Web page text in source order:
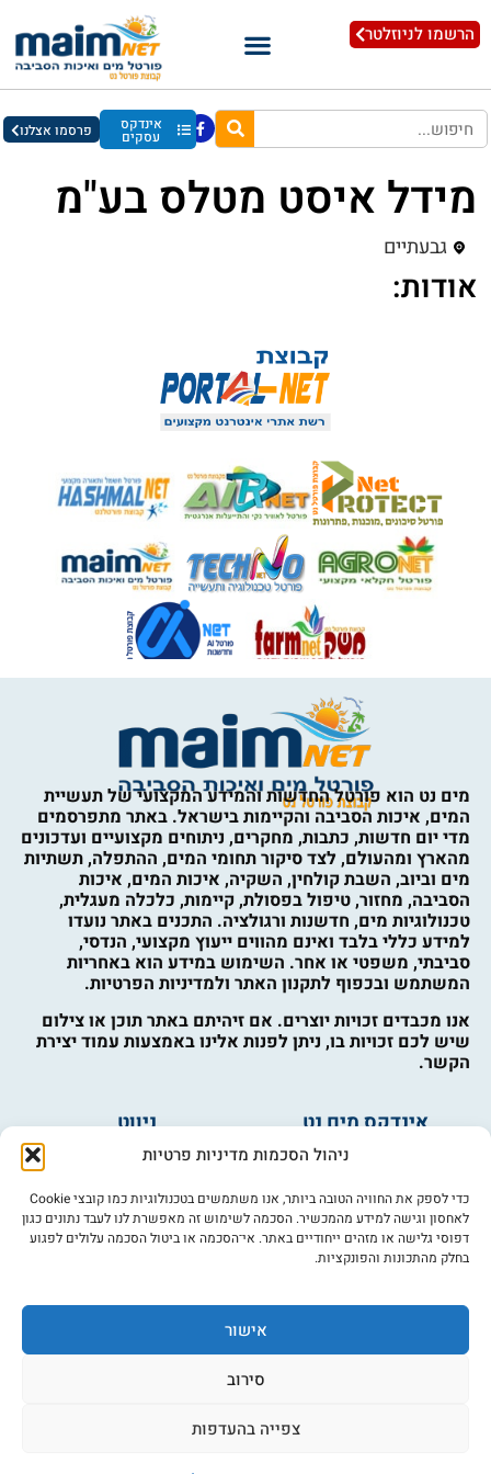
ניהול הסכמות מדיניות פרטיות
כדי לספק את החוויה הטובה ביותר, אנו משתמשים בטכנולוגיות כמו קובצי Cookie
לאחסון וגישה למידע מהמכשיר. הסכמה לשימוש זה מאפשרת לנו לעבד נתונים כגון
דפוסי גלישה או מזהים ייחודיים באתר. אי־הסכמה או ביטול הסכמה עלולים לפגוע
בחלק מהתכונות והפונקציות.
אישור
סירוב
צפייה בהעדפות
הרשמו לניוזלטר
אינדקס
עסקים פרסמו אצלנו
מידל איסט מטלס בע"מ
גבעתיים
אודות:
מים נט הוא פורטל החדשות והמידע המקצועי של תעשיית
המים, איכות הסביבה והקיימות בישראל. באתר מתפרסמים
מדי יום חדשות, כתבות, מחקרים, ניתוחים מקצועיים ועדכונים
מהארץ ומהעולם, לצד סיקור תחומי המים, ההתפלה, תשתיות
מים וביוב, השבת קולחין, השקיה, איכות המים, איכות
הסביבה, מחזור, טיפול בפסולת, קיימות, כלכלה מעגלית,
טכנולוגיות מים, חדשנות ורגולציה. התכנים באתר נועדו
למידע כללי בלבד ואינם מהווים ייעוץ מקצועי, הנדסי,
סביבתי, משפטי או אחר. השימוש במידע הוא באחריות
המשתמש ובכפוף לתקנון האתר ולמדיניות הפרטיות.
אנו מכבדים זכויות יוצרים. אם זיהיתם באתר תוכן או צילום
שיש לכם זכויות בו, ניתן לפנות אלינו באמצעות עמוד יצירת
הקשר.
אינדקס מים נט
מים ובריאות
פורום מים
ניווט
אינדקס עסקים
צרו קשר
מי אנחנו
הרשמה לניוזלטר
פרסמו אצלנו
הצהרת נגישות